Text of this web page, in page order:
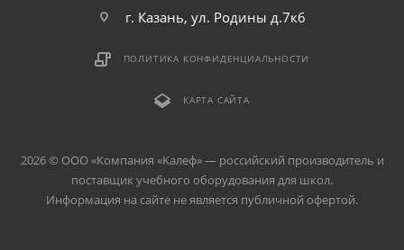
г. Казань, ул. Родины д.7к6
ПОЛИТИКА КОНФИДЕНЦИАЛЬНОСТИ
КАРТА САЙТА
2026 © ООО «Компания «Kалеф» — российский производитель и
поставщик учебного оборудования для школ.
Информация на сайте не является публичной офертой.